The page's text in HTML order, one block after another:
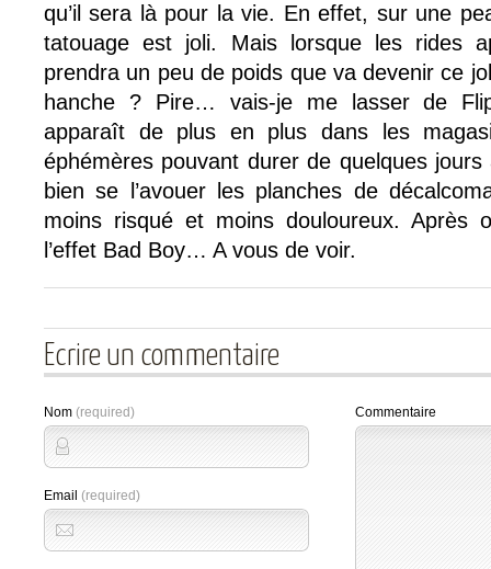
qu’il sera là pour la vie. En effet, sur une
tatouage est joli. Mais lorsque les rides
prendra un peu de poids que va devenir ce
hanche ? Pire… vais-je me lasser de
apparaît de plus en plus dans les
éphémères pouvant durer de quelques
bien se l’avouer les planches de
moins risqué et moins douloureux. Après
l’effet Bad Boy… A vous de voir.
Ecrire un commentaire
Nom (required)
Email (required)
Commentaire